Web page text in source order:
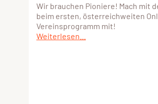
Wir brauchen Pioniere! Mach mit
beim ersten, österreichweiten
Vereinsprogramm mit!
Weiterlesen...